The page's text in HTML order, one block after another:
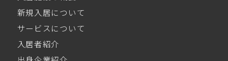
新規入居について
サービスについて
入居者紹介